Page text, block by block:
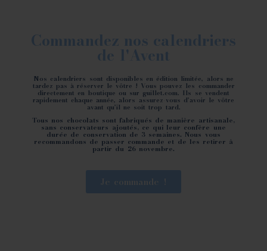
Commandez nos calendriers
de l'Avent
Nos calendriers sont disponibles en édition limitée, alors ne
tardez pas à réserver le vôtre ! Vous pouvez les commander
directement en boutique ou sur guillet.com. Ils se vendent
rapidement chaque année, alors assurez-vous d’avoir le vôtre
avant qu’il ne soit trop tard.
Tous nos chocolats sont fabriqués de manière artisanale,
sans conservateurs ajoutés, ce qui leur confère une
durée de conservation de 3 semaines. Nous vous
recommandons de passer commande et de les retirer à
partir du 26 novembre.
Je commande !